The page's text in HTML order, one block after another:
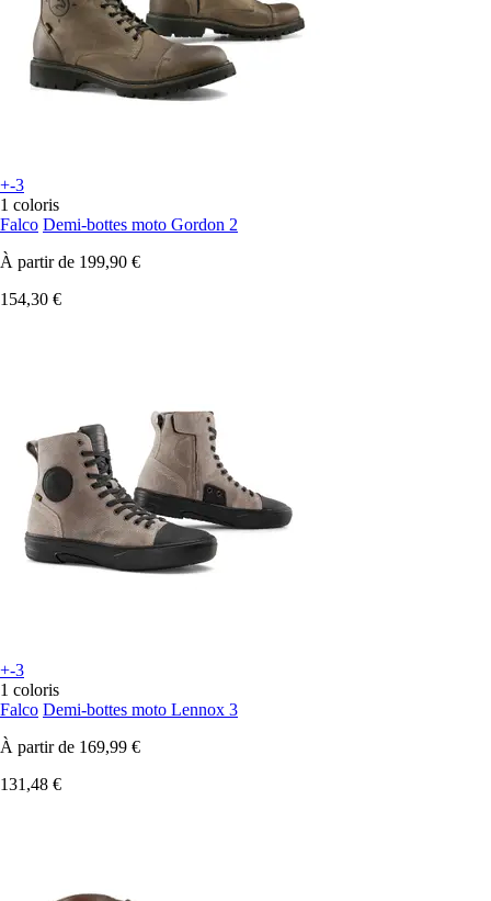
+-3
1 coloris
Falco Demi-bottes moto Gordon 2
À partir de 199,90 €
154,30 €
+-3
1 coloris
Falco Demi-bottes moto Lennox 3
À partir de 169,99 €
131,48 €